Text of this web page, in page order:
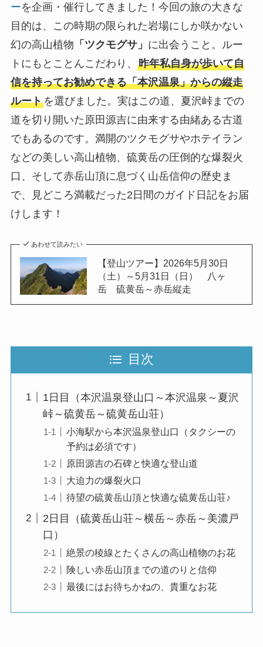
ーを企画・催行してきました！今回の旅の大きな
目的は、この時期の限られた岩場にしか咲かない
幻の高山植物 「ツクモグサ」 に出会うこと。ルー
トにもとことんこだわり、 昨年私自身が歩いて自
信を持ってお勧めできる「本沢温泉」からの縦走
ルートを選びました。実はこの道、夏沢峠までの
道を切り開いた原田源吉に由来する由緒ある古道
でもあるのです。満開のツクモグサやホテイラン
などの美しい高山植物、硫黄岳の圧倒的な爆裂火
口、そして赤岳山頂に息づく山岳信仰の歴史ま
で、見どころ満載だった2日間のガイド日記をお届
けします！
あわせて読みたい
【登山ツアー】2026年5月30日
（土）～5月31日（日） 八ヶ
岳 硫黄岳～赤岳縦走
目次
1日目（本沢温泉登山口～本沢温泉～夏沢
峠～硫黄岳～硫黄岳山荘）
小海駅から本沢温泉登山口（タクシーの
予約は必須です）
原田源吉の石碑と快適な登山道
大迫力の爆裂火口
待望の硫黄岳山頂と快適な硫黄岳山荘♪
2日目（硫黄岳山荘～横岳～赤岳～美濃戸
口）
絶景の稜線とたくさんの高山植物のお花
険しい赤岳山頂までの道のりと信仰
最後にはお待ちかねの、貴重なお花